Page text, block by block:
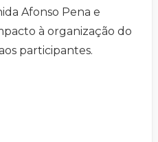
Afonso Pena e
à organização do
participantes.